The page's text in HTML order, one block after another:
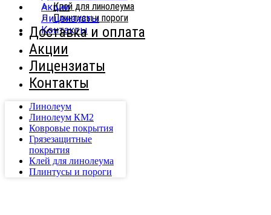
Акции
Лицензиаты
Контакты
Клей для линолеума
Плинтусы и пороги
Доставка и оплата
Акции
Лицензиаты
Контакты
Линолеум
Линолеум КМ2
Ковровые покрытия
Грязезащитные
покрытия
Клей для линолеума
Плинтусы и пороги